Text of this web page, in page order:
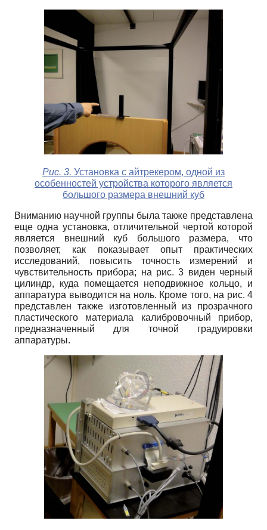
Рис. 3. Установка с айтрекером, одной из
особенностей устройства которого является
большого размера внешний куб
Вниманию научной группы была также представлена
еще одна установка, отличительной чертой которой
является внешний куб большого размера, что
позволяет, как показывает опыт практических
исследований, повысить точность измерений и
чувствительность прибора; на рис. 3 виден черный
цилиндр, куда помещается неподвижное кольцо, и
аппаратура выводится на ноль. Кроме того, на рис. 4
представлен также изготовленный из прозрачного
пластического материала калибровочный прибор,
предназначенный для точной градуировки
аппаратуры.